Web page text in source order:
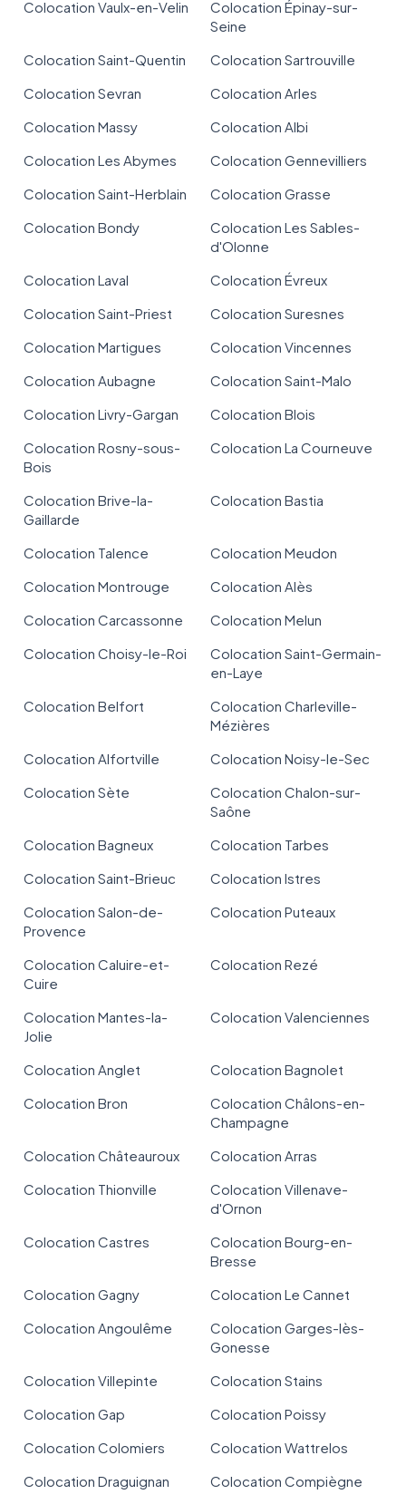
Colocation Vaulx-en-Velin
Colocation Épinay-sur-
Seine
Colocation Saint-Quentin
Colocation Sartrouville
Colocation Sevran
Colocation Arles
Colocation Massy
Colocation Albi
Colocation Les Abymes
Colocation Gennevilliers
Colocation Saint-Herblain
Colocation Grasse
Colocation Bondy
Colocation Les Sables-
d'Olonne
Colocation Laval
Colocation Évreux
Colocation Saint-Priest
Colocation Suresnes
Colocation Martigues
Colocation Vincennes
Colocation Aubagne
Colocation Saint-Malo
Colocation Livry-Gargan
Colocation Blois
Colocation Rosny-sous-
Bois
Colocation La Courneuve
Colocation Brive-la-
Gaillarde
Colocation Bastia
Colocation Talence
Colocation Meudon
Colocation Montrouge
Colocation Alès
Colocation Carcassonne
Colocation Melun
Colocation Choisy-le-Roi
Colocation Saint-Germain-
en-Laye
Colocation Belfort
Colocation Charleville-
Mézières
Colocation Alfortville
Colocation Noisy-le-Sec
Colocation Sète
Colocation Chalon-sur-
Saône
Colocation Bagneux
Colocation Tarbes
Colocation Saint-Brieuc
Colocation Istres
Colocation Salon-de-
Provence
Colocation Puteaux
Colocation Caluire-et-
Cuire
Colocation Rezé
Colocation Mantes-la-
Jolie
Colocation Valenciennes
Colocation Anglet
Colocation Bagnolet
Colocation Bron
Colocation Châlons-en-
Champagne
Colocation Châteauroux
Colocation Arras
Colocation Thionville
Colocation Villenave-
d'Ornon
Colocation Castres
Colocation Bourg-en-
Bresse
Colocation Gagny
Colocation Le Cannet
Colocation Angoulême
Colocation Garges-lès-
Gonesse
Colocation Villepinte
Colocation Stains
Colocation Gap
Colocation Poissy
Colocation Colomiers
Colocation Wattrelos
Colocation Draguignan
Colocation Compiègne